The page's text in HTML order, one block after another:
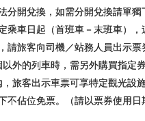
分開兌換，如需分開兌換請單獨
乘車日起（首班車－末班車），
請旅客向司機／站務人員出示票
外的列車時，需另外購買指定券
旅客出示車票可享特定觀光設
不佔位免票。（請以票券使用日